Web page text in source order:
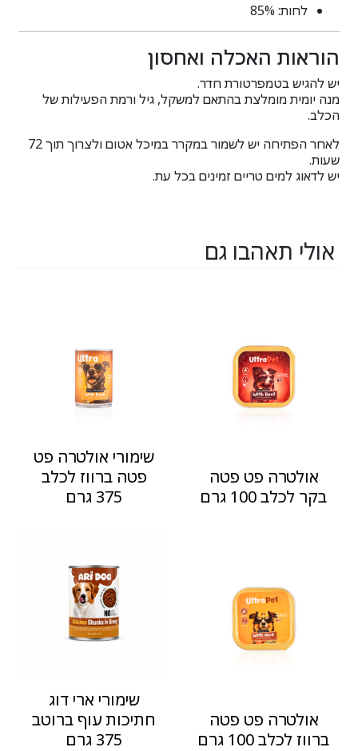
לחות: 85%
הוראות האכלה ואחסון
יש להגיש בטמפרטורת חדר.
מנה יומית מומלצת בהתאם למשקל, גיל ורמת הפעילות של
הכלב.
לאחר הפתיחה יש לשמור במקרר במיכל אטום ולצרוך תוך 72
שעות.
יש לדאוג למים טריים זמינים בכל עת.
אולי תאהבו גם
אולטרה פט פטה
בקר לכלב 100 גרם
שימורי אולטרה פט
פטה ברווז לכלב
375 גרם
אולטרה פט פטה
ברווז לכלב 100 גרם
שימורי ארי דוג
חתיכות עוף ברוטב
375 גרם